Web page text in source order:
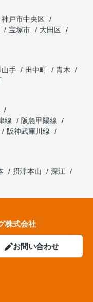
神戸市中央区
宝塚市
大田区
山手 田中町
青木
線
阪急甲陽線
阪神武庫川線
摂津本山
深江
株式会社
お問い合わせ